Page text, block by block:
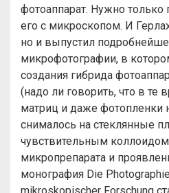
фотоаппарат. Нужно только
его с микроскопом. И
но и выпустил
микрофотографии, в
создания гибрида
(надо ли говорить, что в те
матриц и даже фотопленки
снималось на стеклянные
чувствительным
микропрепарата и
монография Die